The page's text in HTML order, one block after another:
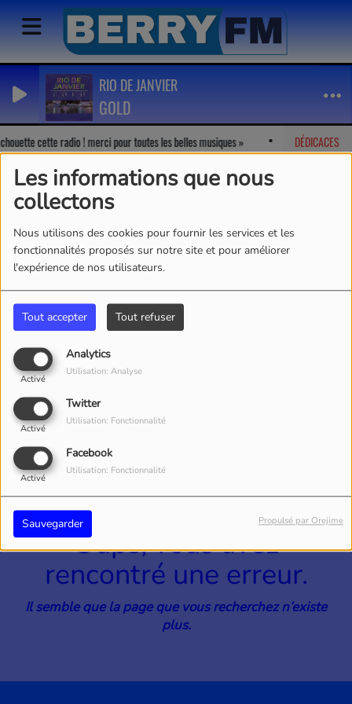
Les informations que nous
collectons
Nous utilisons des cookies pour fournir les services et les
fonctionnalités proposés sur notre site et pour améliorer
l'expérience de nos utilisateurs.
Tout accepter Tout refuser
Analytics
Activé
Utilisation: Analyse
Twitter
Activé
Utilisation: Fonctionnalité
Facebook
Activé
Utilisation: Fonctionnalité
Sauvegarder Propulsé par Orejime
RIO DE JANVIER
GOLD
DÉDICACES
cette radio ! merci pour toutes les belles musiques Marion-
Oups, vous avez
rencontré une erreur.
Il semble que la page que vous recherchez n’existe
plus.